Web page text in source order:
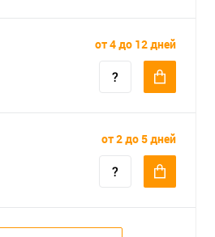
от 4 до 12 дней
от 2 до 5 дней